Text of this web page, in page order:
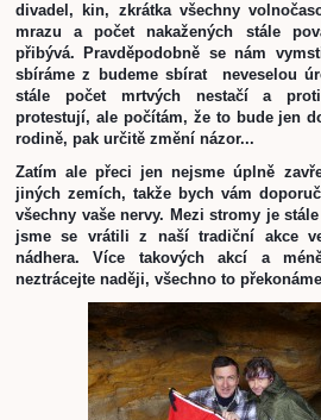
divadel, kin, zkrátka všechny
mrazu a počet nakažených stále
přibývá. Pravděpodobně se nám
sbíráme z budeme sbírat  neveselou
stále počet mrtvých nestačí a proti
protestují, ale počítám, že to bude jen
rodině, pak určitě změní názor...
Zatím ale přeci jen nejsme úplně
jiných zemích, takže bych vám
všechny vaše nervy. Mezi stromy je
jsme se vrátili z naší tradiční akce
nádhera. Více takových akcí a
neztrácejte naději, všechno to